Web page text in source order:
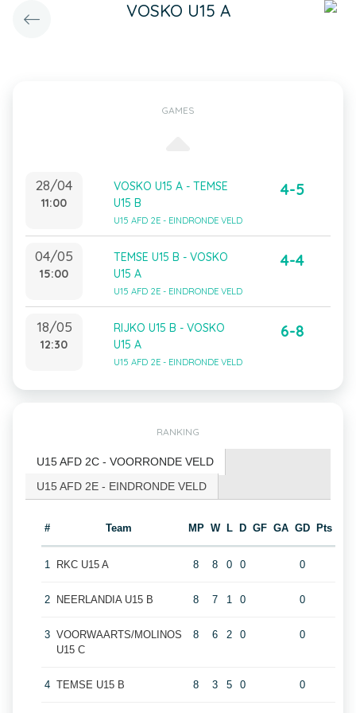
VOSKO U15 A
GAMES
28/04
11:00
VOSKO U15 A - TEMSE
U15 B
U15 AFD 2E - EINDRONDE VELD
4-5
04/05
15:00
TEMSE U15 B - VOSKO
U15 A
U15 AFD 2E - EINDRONDE VELD
4-4
18/05
12:30
RIJKO U15 B - VOSKO
U15 A
U15 AFD 2E - EINDRONDE VELD
6-8
RANKING
U15 AFD 2C - VOORRONDE VELD
U15 AFD 2E - EINDRONDE VELD
# Team MP W L D GF GA GD Pts
1 RKC U15 A 8 8 0 0 0
2 NEERLANDIA U15 B 8 7 1 0 0
3 VOORWAARTS/MOLINOS
U15 C
8 6 2 0 0
4 TEMSE U15 B 8 3 5 0 0